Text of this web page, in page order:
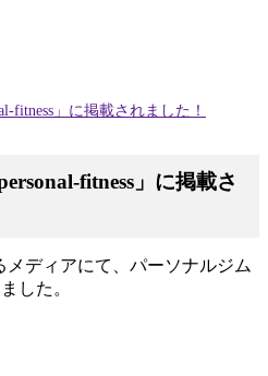
fitness」に掲載されました！
fitness」に掲載さ
メディアにて、パーソナルジム
した。